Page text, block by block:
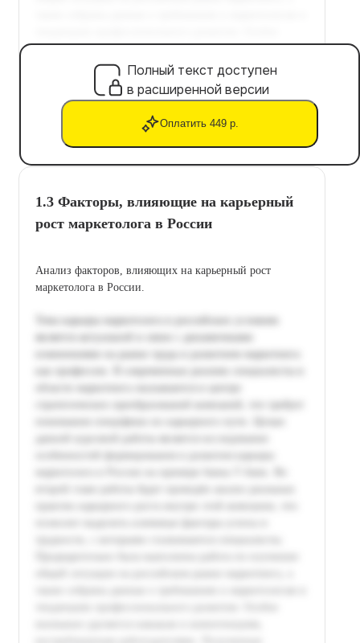
Полный текст доступен
в расширенной версии
Оплатить 449 р.
1.3 Факторы, влияющие на карьерный
рост маркетолога в России
Анализ факторов, влияющих на карьерный рост
маркетолога в России.